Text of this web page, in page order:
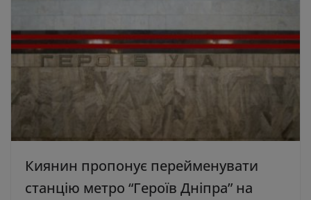
Киянин пропонує перейменувати
станцію метро “Героїв Дніпра” на